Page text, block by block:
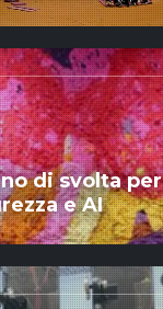
di svolta per
e AI